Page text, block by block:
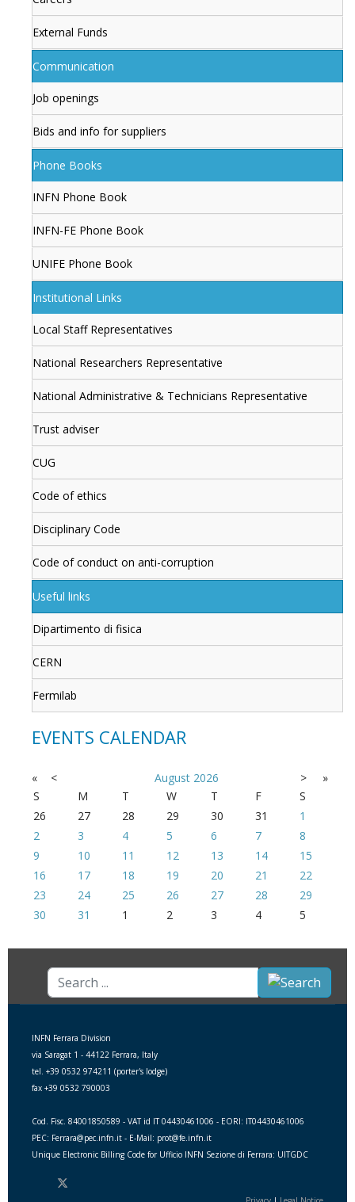
External Funds
Communication
Job openings
Bids and info for suppliers
Phone Books
INFN Phone Book
INFN-FE Phone Book
UNIFE Phone Book
Institutional Links
Local Staff Representatives
National Researchers Representative
National Administrative & Technicians Representative
Trust adviser
CUG
Code of ethics
Disciplinary Code
Code of conduct on anti-corruption
Useful links
Dipartimento di fisica
CERN
Fermilab
EVENTS CALENDAR
« < August 2026 >
»
S
M T W T F
S
26
27 28 29 30 31
1
2
3 4 5 6 7
8
9
10 11 12 13 14
15
16
17 18 19 20 21
22
23
24 25 26 27 28
29
30
31 1 2 3 4 5
Search
...
INFN Ferrara Division
via Saragat 1 - 44122 Ferrara, Italy
tel. +39 0532 974211 (porter's lodge)
fax +39 0532 790003
Cod. Fisc. 84001850589 - VAT id IT 04430461006 - EORI: IT04430461006
PEC: Ferrara@pec.infn.it - E-Mail: prot@fe.infn.it
Unique Electronic Billing Code for Ufficio INFN Sezione di Ferrara: UITGDC